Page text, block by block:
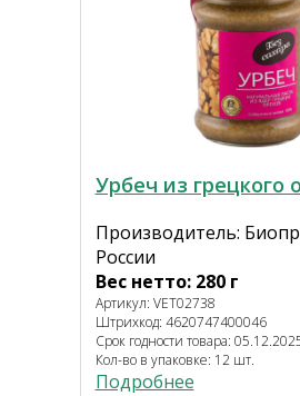
Урбеч из грецкого
Производитель:
России
Вес нетто: 280 г
Артикул: VET02738
Штрихкод: 4620747400046
Срок годности товара:
Кол-во в упаковке: 12 шт.
Подробнее